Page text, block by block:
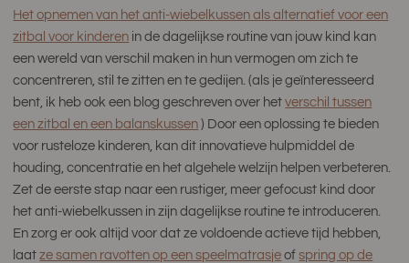
Het opnemen van het anti-wiebelkussen als alternatief voor een
zitbal voor kinderen in de dagelijkse routine van jouw kind kan
een wereld van verschil maken in hun vermogen om zich te
concentreren, stil te zitten en te gedijen. (als je geïnteresseerd
bent, ik heb ook een blog geschreven over hetverschil tussen
een zitbal en een balanskussen) Door een oplossing te bieden
voor rusteloze kinderen, kan dit innovatieve hulpmiddel de
houding, concentratie en het algehele welzijn helpen verbeteren.
Zet de eerste stap naar een rustiger, meer gefocust kind door
het anti-wiebelkussen in zijn dagelijkse routine te introduceren.
En zorg er ook altijd voor dat ze voldoende actieve tijd hebben,
laatze samen ravotten op een speelmatrasjeofspring op de